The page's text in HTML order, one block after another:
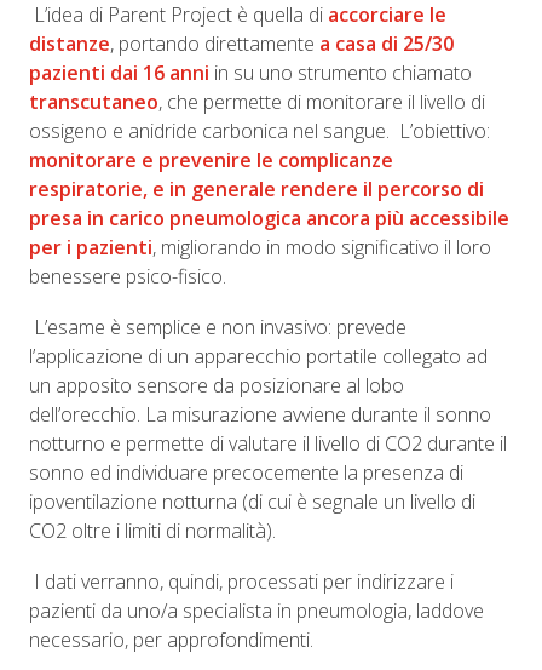
L’idea di Parent Project è quella di accorciare le
distanze, portando direttamente a casa di 25/30
pazienti dai 16 anni in su uno strumento chiamato
transcutaneo, che permette di monitorare il livello di
ossigeno e anidride carbonica nel sangue. L’obiettivo:
monitorare e prevenire le complicanze
respiratorie, e in generale rendere il percorso di
presa in carico pneumologica ancora più accessibile
per i pazienti, migliorando in modo significativo il loro
benessere psico-fisico.
L’esame è semplice e non invasivo: prevede
l’applicazione di un apparecchio portatile collegato ad
un apposito sensore da posizionare al lobo
dell’orecchio. La misurazione avviene durante il sonno
notturno e permette di valutare il livello di CO2 durante il
sonno ed individuare precocemente la presenza di
ipoventilazione notturna (di cui è segnale un livello di
CO2 oltre i limiti di normalità).
I dati verranno, quindi, processati per indirizzare i
pazienti da uno/a specialista in pneumologia, laddove
necessario, per approfondimenti.